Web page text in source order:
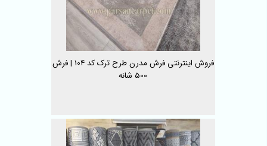
فروش اینترنتی فرش مدرن طرح ترک کد 104 | فرش
500 شانه